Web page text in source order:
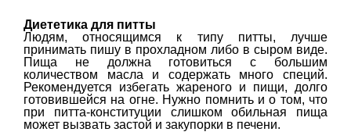
Диететика для питты
Людям, относящимся к типу питты, лучше
принимать пишу в прохладном либо в сыром виде.
Пища не должна готовиться с большим
количеством масла и содержать много специй.
Рекомендуется избегать жареного и пищи, долго
готовившейся на огне. Нужно помнить и о том, что
при питта-конституции слишком обильная пища
может вызвать застой и закупорки в печени.